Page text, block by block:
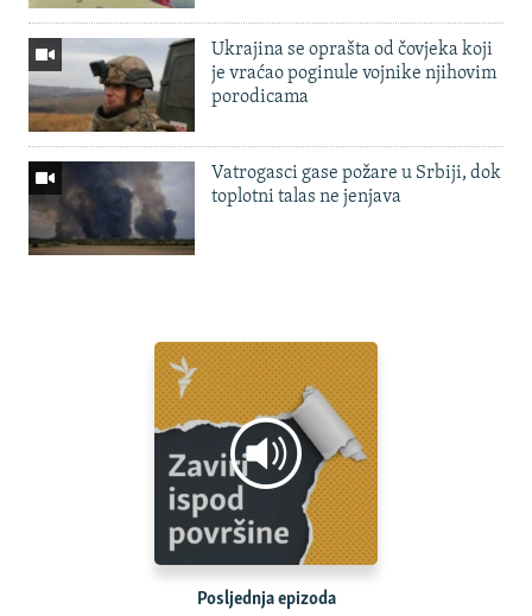
Ukrajina se oprašta od čovjeka koji
je vraćao poginule vojnike njihovim
porodicama
Vatrogasci gase požare u Srbiji, dok
toplotni talas ne jenjava
Posljednja epizoda